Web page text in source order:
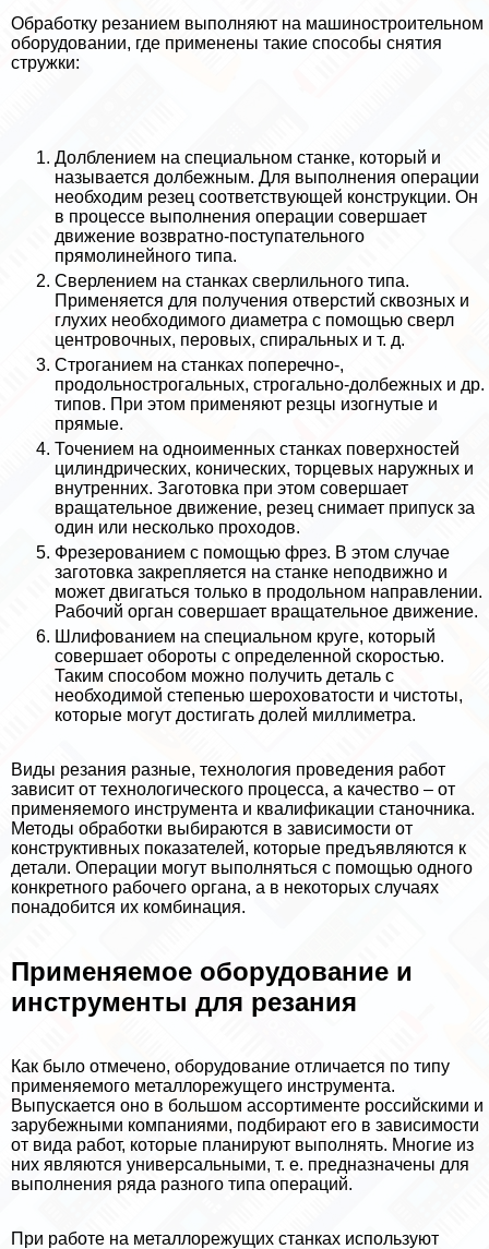
Обработку резанием выполняют на машиностроительном
оборудовании, где применены такие способы снятия
стружки:
Долблением на специальном станке, который и
называется долбежным. Для выполнения операции
необходим резец соответствующей конструкции. Он
в процессе выполнения операции совершает
движение возвратно-поступательного
прямолинейного типа.
Сверлением на станках сверлильного типа.
Применяется для получения отверстий сквозных и
глухих необходимого диаметра с помощью сверл
центровочных, перовых, спиральных и т. д.
Строганием на станках поперечно-,
продольнострогальных, строгально-долбежных и др.
типов. При этом применяют резцы изогнутые и
прямые.
Точением на одноименных станках поверхностей
цилиндрических, конических, торцевых наружных и
внутренних. Заготовка при этом совершает
вращательное движение, резец снимает припуск за
один или несколько проходов.
Фрезерованием с помощью фрез. В этом случае
заготовка закрепляется на станке неподвижно и
может двигаться только в продольном направлении.
Рабочий орган совершает вращательное движение.
Шлифованием на специальном круге, который
совершает обороты с определенной скоростью.
Таким способом можно получить деталь с
необходимой степенью шероховатости и чистоты,
которые могут достигать долей миллиметра.
Виды резания разные, технология проведения работ
зависит от технологического процесса, а качество – от
применяемого инструмента и квалификации станочника.
Методы обработки выбираются в зависимости от
конструктивных показателей, которые предъявляются к
детали. Операции могут выполняться с помощью одного
конкретного рабочего органа, а в некоторых случаях
понадобится их комбинация.
Применяемое оборудование и
инструменты для резания
Как было отмечено, оборудование отличается по типу
применяемого металлорежущего инструмента.
Выпускается оно в большом ассортименте российскими и
зарубежными компаниями, подбирают его в зависимости
от вида работ, которые планируют выполнять. Многие из
них являются универсальными, т. е. предназначены для
выполнения ряда разного типа операций.
При работе на металлорежущих станках используют